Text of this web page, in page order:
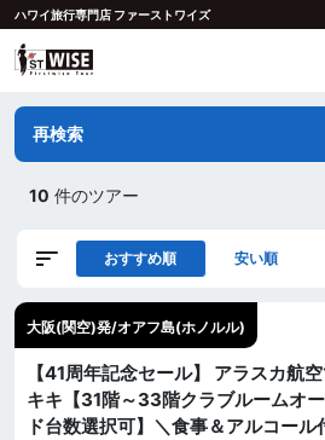
ハワイ旅行専門店 ファーストワイズ
再検索
10 件のツアー
おすすめ順 安い順
大阪(関空)発/オアフ島(ホノルル)
【41周年記念セール】 アラスカ航
キキ【31階～33階クラブルームオ
ド台数選択可】＼食事＆アルコー